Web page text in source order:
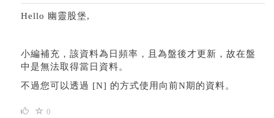
Hello 幽靈股堡,
小編補充，該資料為日頻率，且為盤後才更新，故在盤
中是無法取得當日資料。
不過您可以透過 [N] 的方式使用向前N期的資料。
0